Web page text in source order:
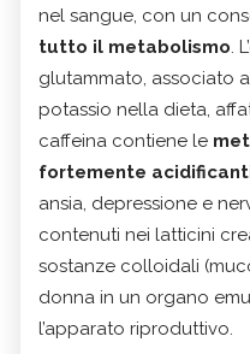
nel sangue, con un
tutto il metabolismo.
glutammato, associato
potassio nella dieta,
caffeina contiene le
fortemente
ansia, depressione e
contenuti nei latticini
sostanze colloidali
donna in un organo
l’apparato riproduttivo.